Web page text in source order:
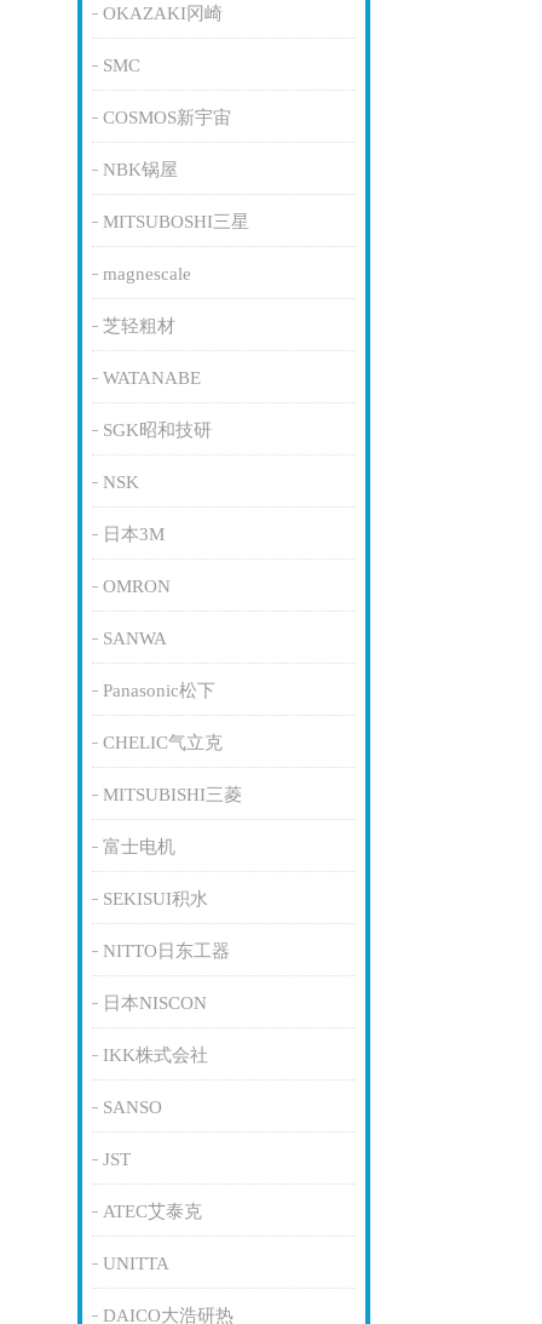
OKAZAKI冈崎
SMC
COSMOS新宇宙
NBK锅屋
MITSUBOSHI三星
magnescale
芝轻粗材
WATANABE
SGK昭和技研
NSK
日本3M
OMRON
SANWA
Panasonic松下
CHELIC气立克
MITSUBISHI三菱
富士电机
SEKISUI积水
NITTO日东工器
日本NISCON
IKK株式会社
SANSO
JST
ATEC艾泰克
UNITTA
DAICO大浩研热